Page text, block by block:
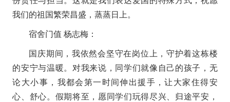
我们的祖国繁荣昌盛，蒸蒸日上。
宿舍门值 杨志梅：
国庆期间，我依然会坚守在岗位上，守护着这栋楼
的安宁与温暖。对我来说，同学们就像自己的孩子，无
论大小事，我都会第一时间伸出援手，让大家住得安
心、舒心。假期将至，愿同学们玩得尽兴、归途平安，